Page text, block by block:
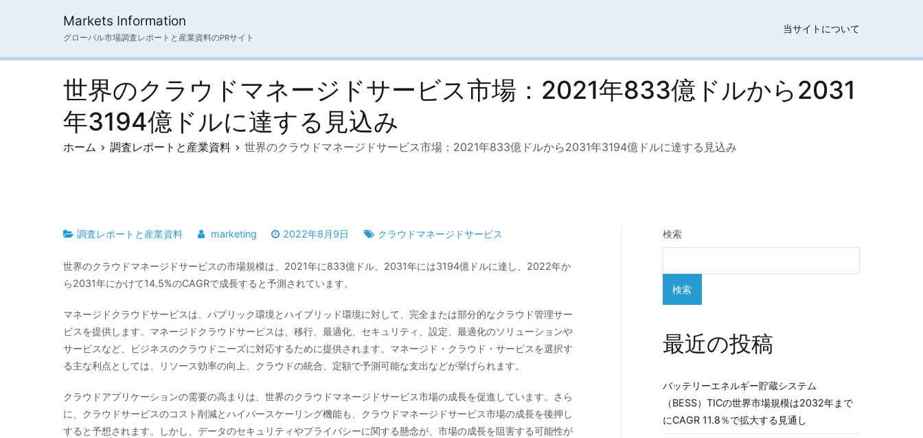
ス
Markets Information
グローバル市場調査レポートと産業資料のPRサイト
当サイトについて
世界のクラウドマネージドサービス市場：2021年833億ドルから2031
年3194億ドルに達する見込み
ホーム 調査レポートと産業資料 世界のクラウドマネージドサービス市場：2021年833億ドルから2031年3194億ドルに達する見込み
調査レポートと産業資料 marketing 2022年8月9日 クラウドマネージドサービス
世界のクラウドマネージドサービスの市場規模は、2021年に833億ドル、2031年には3194億ドルに達し、2022年か
ら2031年にかけて14.5%のCAGRで成長すると予測されています。
マネージドクラウドサービスは、パブリック環境とハイブリッド環境に対して、完全または部分的なクラウド管理サー
ビスを提供します。マネージドクラウドサービスは、移行、最適化、セキュリティ、設定、最適化のソリューションや
サービスなど、ビジネスのクラウドニーズに対応するために提供されます。マネージド・クラウド・サービスを選択す
る主な利点としては、リソース効率の向上、クラウドの統合、定額で予測可能な支出などが挙げられます。
クラウドアプリケーションの需要の高まりは、世界のクラウドマネージドサービス市場の成長を促進しています。さら
に、クラウドサービスのコスト削減とハイパースケーリング機能も、クラウドマネージドサービス市場の成長を後押し
すると予想されます。しかし、データのセキュリティやプライバシーに関する懸念が、市場の成長を阻害する可能性が
検索
検索
最近の投稿
バッテリーエネルギー貯蔵システム
（BESS）TICの世界市場規模は2032年まで
にCAGR 11.8％で拡大する見通し